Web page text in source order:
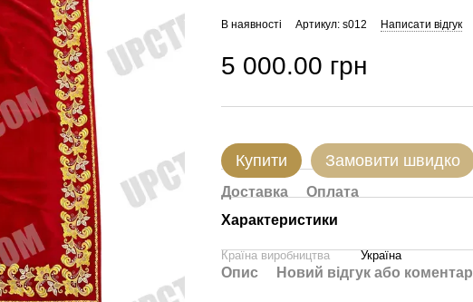
В наявності Артикул: s012 Написати відгук
5 000.00 грн
Купити Замовити швидко
Доставка
Оплата
Характеристики
Країна виробництва Україна
Опис Новий відгук або коментар